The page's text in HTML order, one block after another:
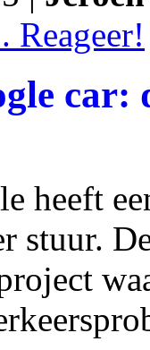
Reageer!
car:
heeft
stuur.